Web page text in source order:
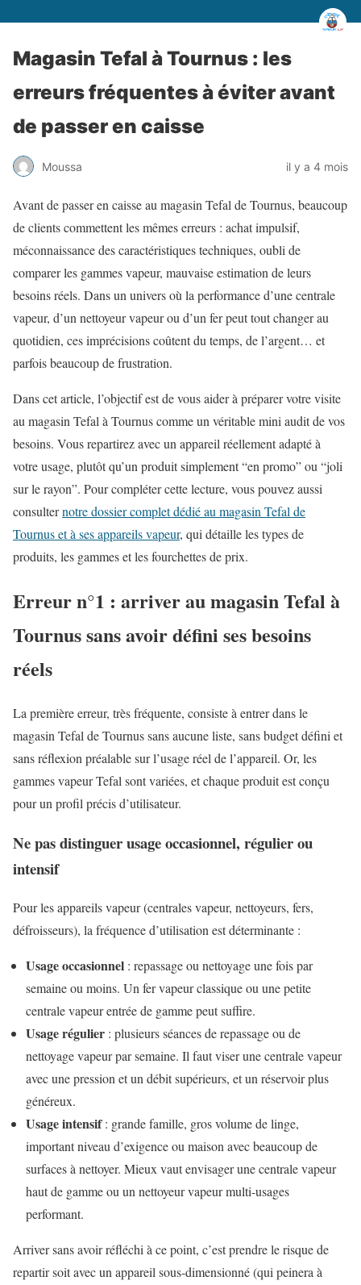
Magasin Tefal à Tournus : les
erreurs fréquentes à éviter avant
de passer en caisse
Moussa il y a 4 mois
Avant de passer en caisse au magasin Tefal de Tournus, beaucoup
de clients commettent les mêmes erreurs : achat impulsif,
méconnaissance des caractéristiques techniques, oubli de
comparer les gammes vapeur, mauvaise estimation de leurs
besoins réels. Dans un univers où la performance d’une centrale
vapeur, d’un nettoyeur vapeur ou d’un fer peut tout changer au
quotidien, ces imprécisions coûtent du temps, de l’argent… et
parfois beaucoup de frustration.
Dans cet article, l’objectif est de vous aider à préparer votre visite
au magasin Tefal à Tournus comme un véritable mini audit de vos
besoins. Vous repartirez avec un appareil réellement adapté à
votre usage, plutôt qu’un produit simplement “en promo” ou “joli
sur le rayon”. Pour compléter cette lecture, vous pouvez aussi
consulternotre dossier complet dédié au magasin Tefal de
Tournus et à ses appareils vapeur, qui détaille les types de
produits, les gammes et les fourchettes de prix.
Erreur n°1 : arriver au magasin Tefal à
Tournus sans avoir défini ses besoins
réels
La première erreur, très fréquente, consiste à entrer dans le
magasin Tefal de Tournus sans aucune liste, sans budget défini et
sans réflexion préalable sur l’usage réel de l’appareil. Or, les
gammes vapeur Tefal sont variées, et chaque produit est conçu
pour un profil précis d’utilisateur.
Ne pas distinguer usage occasionnel, régulier ou
intensif
Pour les appareils vapeur (centrales vapeur, nettoyeurs, fers,
défroisseurs), la fréquence d’utilisation est déterminante :
Usage occasionnel : repassage ou nettoyage une fois par
semaine ou moins. Un fer vapeur classique ou une petite
centrale vapeur entrée de gamme peut suffire.
Usage régulier : plusieurs séances de repassage ou de
nettoyage vapeur par semaine. Il faut viser une centrale vapeur
avec une pression et un débit supérieurs, et un réservoir plus
généreux.
Usage intensif: grande famille, gros volume de linge,
important niveau d’exigence ou maison avec beaucoup de
surfaces à nettoyer. Mieux vaut envisager une centrale vapeur
haut de gamme ou un nettoyeur vapeur multi-usages
performant.
Arriver sans avoir réfléchi à ce point, c’est prendre le risque de
repartir soit avec un appareil sous-dimensionné (qui peinera à